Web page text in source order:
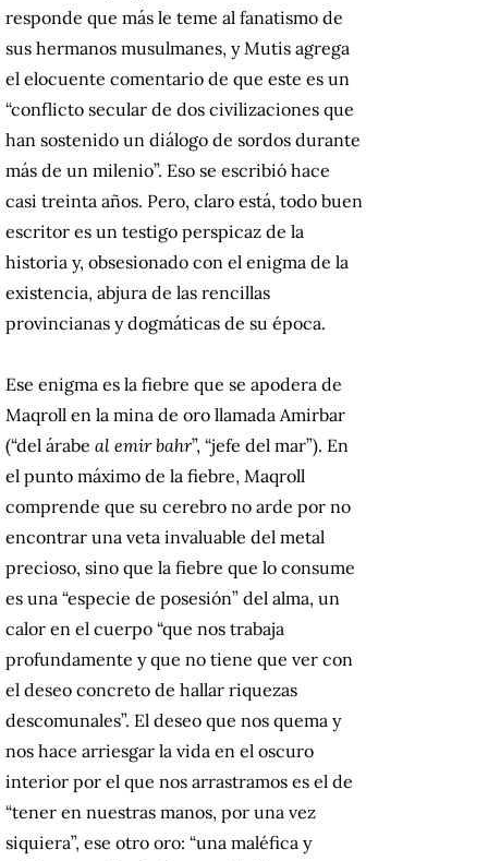
responde que más le teme al fanatismo de
sus hermanos musulmanes, y Mutis agrega
el elocuente comentario de que este es un
“conflicto secular de dos civilizaciones que
han sostenido un diálogo de sordos durante
más de un milenio”. Eso se escribió hace
casi treinta años. Pero, claro está, todo buen
escritor es un testigo perspicaz de la
historia y, obsesionado con el enigma de la
existencia, abjura de las rencillas
provincianas y dogmáticas de su época.
Ese enigma es la fiebre que se apodera de
Maqroll en la mina de oro llamada Amirbar
(“del árabe al emir bahr”, “jefe del mar”). En
el punto máximo de la fiebre, Maqroll
comprende que su cerebro no arde por no
encontrar una veta invaluable del metal
precioso, sino que la fiebre que lo consume
es una “especie de posesión” del alma, un
calor en el cuerpo “que nos trabaja
profundamente y que no tiene que ver con
el deseo concreto de hallar riquezas
descomunales”. El deseo que nos quema y
nos hace arriesgar la vida en el oscuro
interior por el que nos arrastramos es el de
“tener en nuestras manos, por una vez
siquiera”, ese otro oro: “una maléfica y